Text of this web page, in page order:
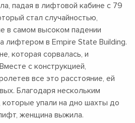
падая в лифтовой кабине с 79
стал случайностью,
в самом высоком падении
лифтером в Empire State Building.
которая сорвалась, и
с конструкцией,
все это расстояние, ей
Благодаря нескольким
которые упали на дно шахты до
женщина выжила.